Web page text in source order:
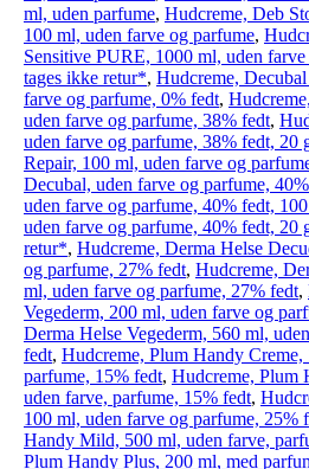
ml, uden parfume, Hudcreme, Deb
100 ml, uden farve og parfume,
Sensitive PURE, 1000 ml, uden
tages ikke retur*, Hudcreme,
farve og parfume, 0% fedt,
uden farve og parfume, 38% fedt,
uden farve og parfume, 38% fedt, 20
Repair, 100 ml, uden farve og
Decubal, uden farve og parfume,
uden farve og parfume, 40% fedt,
uden farve og parfume, 40% fedt, 20
retur*, Hudcreme, Derma Helse
og parfume, 27% fedt, Hudcreme,
ml, uden farve og parfume, 27% fedt,
Vegederm, 200 ml, uden farve og
Derma Helse Vegederm, 560 ml,
fedt, Hudcreme, Plum Handy
parfume, 15% fedt, Hudcreme, Plum
uden farve, parfume, 15% fedt,
100 ml, uden farve og parfume, 25%
Handy Mild, 500 ml, uden farve,
Plum Handy Plus, 200 ml, med